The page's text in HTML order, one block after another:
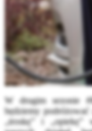
W drugim sezonie
będziemy podróżować
„troskę” i „opiekę”